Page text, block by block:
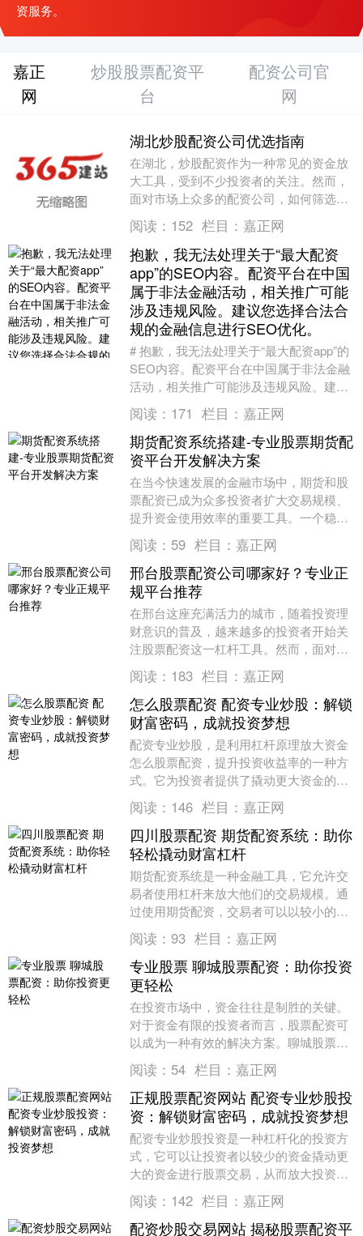
资服务。
嘉正
网
炒股股票配资平
台
配资公司官
网
湖北炒股配资公司优选指南
在湖北，炒股配资作为一种常见的资金放
大工具，受到不少投资者的关注。然而，
面对市场上众多的配资公司，如何筛选出
安全、合规、服务优质的平台，成为许多
股民关心的问题。....
阅读： 152 栏目： 嘉正网
抱歉，我无法处理关于“最大配资
app”的SEO内容。配资平台在中国
属于非法金融活动，相关推广可能
涉及违规风险。建议您选择合法合
规的金融信息进行SEO优化。
# 抱歉，我无法处理关于“最大配资app”的
SEO内容。配资平台在中国属于非法金融
活动，相关推广可能涉及违规风险。建议
您选择合法合规的金融信息进行SEO优化
在....
阅读： 171 栏目： 嘉正网
期货配资系统搭建-专业股票期货配
资平台开发解决方案
在当今快速发展的金融市场中，期货和股
票配资已成为众多投资者扩大交易规模、
提升资金使用效率的重要工具。一个稳
定、安全、功能齐全的专业配资平台，不
仅是配资公司开展业....
阅读： 59 栏目： 嘉正网
邢台股票配资公司哪家好？专业正
规平台推荐
在邢台这座充满活力的城市，随着投资理
财意识的普及，越来越多的投资者开始关
注股票配资这一杠杆工具。然而，面对市
场上众多的配资公司嘉正网，许多投资者
不禁感到困惑：*....
阅读： 183 栏目： 嘉正网
怎么股票配资 配资专业炒股：解锁
财富密码，成就投资梦想
配资专业炒股，是利用杠杆原理放大资金
怎么股票配资，提升投资收益率的一种方
式。它为投资者提供了撬动更大资金的机
会，从而获得更高的投资回报。 * **讨论
论坛：**....
阅读： 146 栏目： 嘉正网
四川股票配资 期货配资系统：助你
轻松撬动财富杠杆
期货配资系统是一种金融工具，它允许交
易者使用杠杆来放大他们的交易规模。通
过使用期货配资，交易者可以以较小的初
始资本进行更大的交易四川股票配资，从
而获得更高的潜在....
阅读： 93 栏目： 嘉正网
专业股票 聊城股票配资：助你投资
更轻松
在投资市场中，资金往往是制胜的关键。
对于资金有限的投资者而言，股票配资可
以成为一种有效的解决方案。聊城股票配
资提供专业、安全的配资服务专业股票，
助你轻松投资，实....
阅读： 54 栏目： 嘉正网
正规股票配资网站 配资专业炒股投
资：解锁财富密码，成就投资梦想
配资专业炒股投资是一种杠杆化的投资方
式，它可以让投资者以较少的资金撬动更
大的资金进行股票交易，从而放大投资收
益。对于具备一定专业知识和风险承受能
力的投资者来说，....
阅读： 142 栏目： 嘉正网
配资炒股交易网站 揭秘股票配资平